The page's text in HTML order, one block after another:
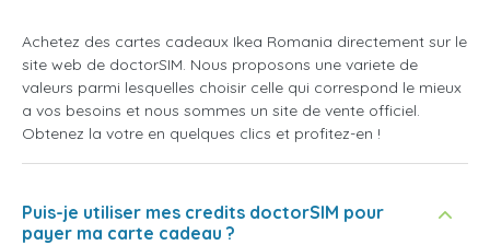
Achetez des cartes cadeaux Ikea Romania directement sur le
site web de doctorSIM. Nous proposons une variete de
valeurs parmi lesquelles choisir celle qui correspond le mieux
a vos besoins et nous sommes un site de vente officiel.
Obtenez la votre en quelques clics et profitez-en !
Puis-je utiliser mes credits doctorSIM pour
payer ma carte cadeau ?